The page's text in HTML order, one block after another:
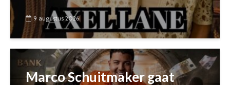
9 augustus 2026
Marco Schuitmaker gaat